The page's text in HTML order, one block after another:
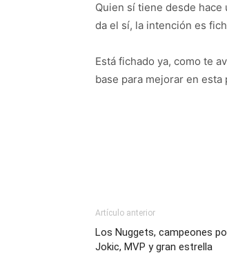
Quien sí tiene desde
da el sí, la intención es
Está fichado ya, como te
base para mejorar en esta
Artículo anterior
Los Nuggets, campeones
Jokic, MVP y gran estrella